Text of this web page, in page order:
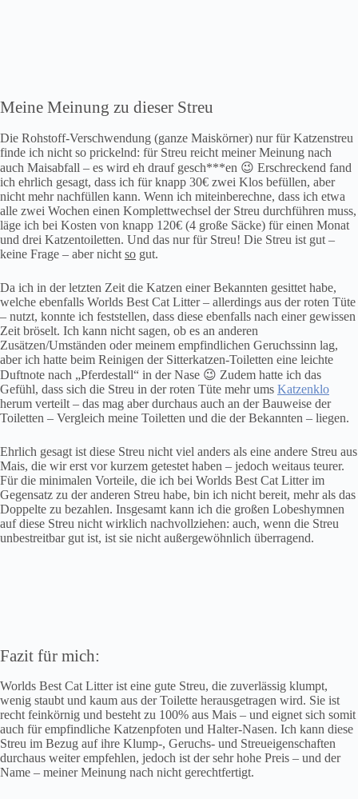
Meine Meinung zu dieser Streu
Die Rohstoff-Verschwendung (ganze Maiskörner) nur für Katzenstreu
finde ich nicht so prickelnd: für Streu reicht meiner Meinung nach
auch Maisabfall – es wird eh drauf gesch***en 😉 Erschreckend fand
ich ehrlich gesagt, dass ich für knapp 30€ zwei Klos befüllen, aber
nicht mehr nachfüllen kann. Wenn ich miteinberechne, dass ich etwa
alle zwei Wochen einen Komplettwechsel der Streu durchführen muss,
läge ich bei Kosten von knapp 120€ (4 große Säcke) für einen Monat
und drei Katzentoiletten. Und das nur für Streu! Die Streu ist gut –
keine Frage – aber nicht so gut.
Da ich in der letzten Zeit die Katzen einer Bekannten gesittet habe,
welche ebenfalls Worlds Best Cat Litter – allerdings aus der roten Tüte
– nutzt, konnte ich feststellen, dass diese ebenfalls nach einer gewissen
Zeit bröselt. Ich kann nicht sagen, ob es an anderen
Zusätzen/Umständen oder meinem empfindlichen Geruchssinn lag,
aber ich hatte beim Reinigen der Sitterkatzen-Toiletten eine leichte
Duftnote nach „Pferdestall“ in der Nase 😉 Zudem hatte ich das
Gefühl, dass sich die Streu in der roten Tüte mehr ums Katzenklo
herum verteilt – das mag aber durchaus auch an der Bauweise der
Toiletten – Vergleich meine Toiletten und die der Bekannten – liegen.
Ehrlich gesagt ist diese Streu nicht viel anders als eine andere Streu aus
Mais, die wir erst vor kurzem getestet haben – jedoch weitaus teurer.
Für die minimalen Vorteile, die ich bei Worlds Best Cat Litter im
Gegensatz zu der anderen Streu habe, bin ich nicht bereit, mehr als das
Doppelte zu bezahlen. Insgesamt kann ich die großen Lobeshymnen
auf diese Streu nicht wirklich nachvollziehen: auch, wenn die Streu
unbestreitbar gut ist, ist sie nicht außergewöhnlich überragend.
Fazit für mich:
Worlds Best Cat Litter ist eine gute Streu, die zuverlässig klumpt,
wenig staubt und kaum aus der Toilette herausgetragen wird. Sie ist
recht feinkörnig und besteht zu 100% aus Mais – und eignet sich somit
auch für empfindliche Katzenpfoten und Halter-Nasen. Ich kann diese
Streu im Bezug auf ihre Klump-, Geruchs- und Streueigenschaften
durchaus weiter empfehlen, jedoch ist der sehr hohe Preis – und der
Name – meiner Meinung nach nicht gerechtfertigt.